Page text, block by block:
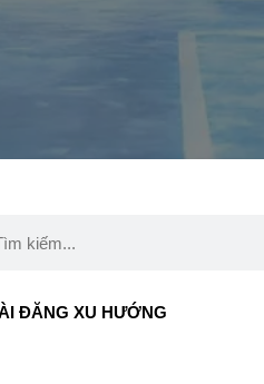
ĐĂNG XU HƯỚNG